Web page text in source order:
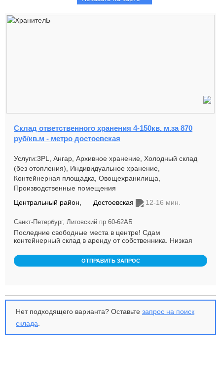
Склад ответственного хранения 4-150кв. м.за 870
руб/кв.м - метро достоевская
Услуги:3PL, Ангар, Архивное хранение, Холодный склад
(без отопления), Индивидуальное хранение,
Контейнерная площадка, Овощехранилища,
Производственные помещения
Центральный район,
Достоевская 12-16 мин.
Санкт-Петербург, Лиговский пр 60-62АБ
Последние свободные места в центре! Сдам
контейнерный склад в аренду от собственника. Низкая
ОТПРАВИТЬ ЗАПРОС
Нет подходящего варианта? Оставьте запрос на поиск
склада